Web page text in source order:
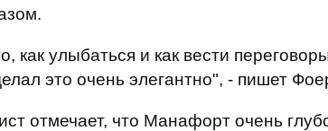
как улыбаться и как вести
это очень элегантно", - пишет
отмечает, что Манафорт очень